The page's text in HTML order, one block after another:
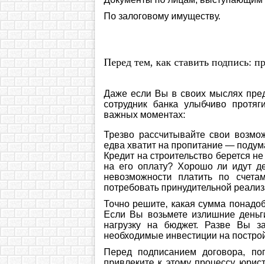
По залоговому имуществу.
Перед тем, как ставить подпись:
Даже если Вы в своих мыслях
сотрудник банка улыбчиво
важных моментах:
Трезво рассчитывайте свои
едва хватит на пропитание —
Кредит на строительство берется
на его оплату? Хорошо ли идут
невозможности платить по
потребовать принудительной
Точно решите, какая сумма
Если Вы возьмете излишние
нагрузку на бюджет. Разве Вы
необходимые инвестиции на
Перед подписанием договора,